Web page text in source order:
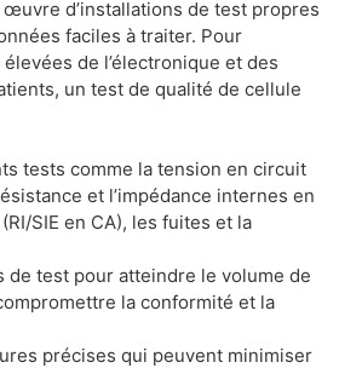
d’installations de test propres
faciles à traiter. Pour
de l’électronique et des
un test de qualité de cellule
tests comme la tension en circuit
et l’impédance internes en
SIE en CA), les fuites et la
de test pour atteindre le volume de
la conformité et la
précises qui peuvent minimiser